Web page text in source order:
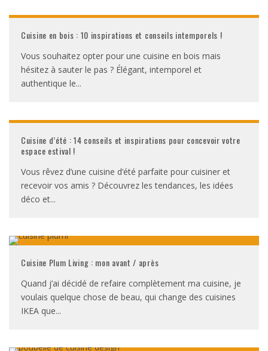
Cuisine en bois : 10 inspirations et conseils intemporels !
Vous souhaitez opter pour une cuisine en bois mais
hésitez à sauter le pas ? Élégant, intemporel et
authentique le...
Cuisine d’été : 14 conseils et inspirations pour concevoir votre
espace estival !
Vous rêvez d’une cuisine d’été parfaite pour cuisiner et
recevoir vos amis ? Découvrez les tendances, les idées
déco et...
Cuisine Plum Living : mon avant / après
Quand j’ai décidé de refaire complètement ma cuisine, je
voulais quelque chose de beau, qui change des cuisines
IKEA que...